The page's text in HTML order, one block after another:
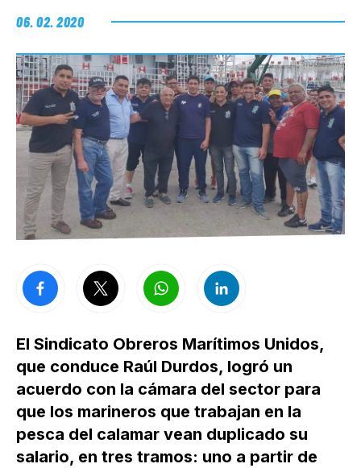
EL LADO «G»
06. 02. 2020
El Sindicato Obreros Marítimos Unidos,
que conduce Raúl Durdos, logró un
acuerdo con la cámara del sector para
que los marineros que trabajan en la
pesca del calamar vean duplicado su
salario, en tres tramos: uno a partir de